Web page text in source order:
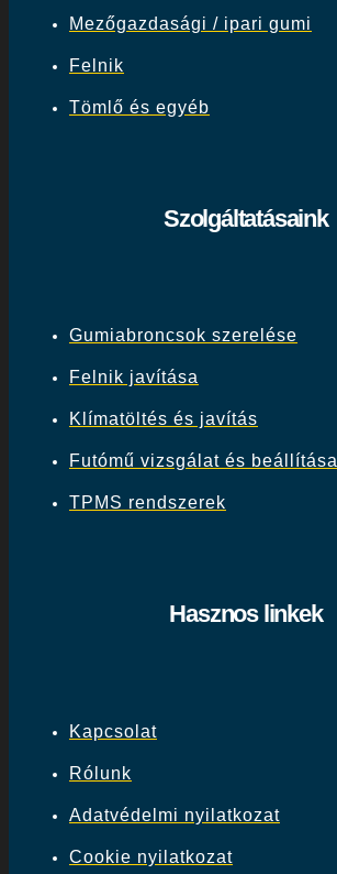
Mezőgazdasági / ipari gumi
Felnik
Tömlő és egyéb
Szolgáltatásaink
Gumiabroncsok szerelése
Felnik javítása
Klímatöltés és javítás
Futómű vizsgálat és beállítása
TPMS rendszerek
Hasznos linkek
Kapcsolat
Rólunk
Adatvédelmi nyilatkozat
Cookie nyilatkozat